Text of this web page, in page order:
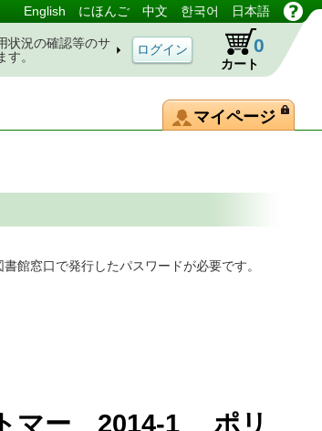
English にほんご 中文 한국어 日本語
状況の確認等のサ
す。
カート
0
マイページ
館窓口で発行したパスワードが必要です。
トマー 2014-1 ポリ